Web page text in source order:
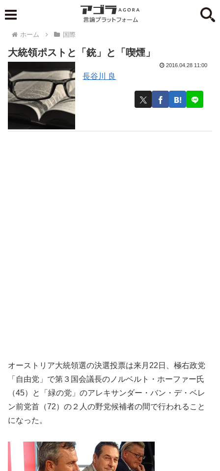
ホーム 国際
大統領ポストと「銃」と「喫煙」
長谷川 良
2016.04.28 11:00
オーストリア大統領選の決選投票は来月22日、極右政党
「自由党」で第３国会議長のノルベルト・ホーファー氏
（45）と「緑の党」のアレキサンダー・バン・デ・ベレ
ン前党首（72）の２人の野党候補者の間で行われること
になった。